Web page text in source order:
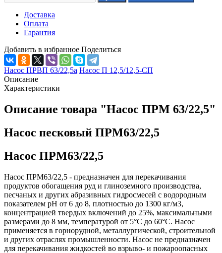
Доставка
Оплата
Гарантия
Добавить в избранное Поделиться
Насос ПРВП 63/22,5а Насос П 12,5/12,5-СП
Описание
Характеристики
Описание товара "Насос ПРМ 63/22,5"
Насос песковый ПРМ63/22,5
Насос ПРМ63/22,5
Насос ПРМ63/22,5 - предназначен для перекачивания
продуктов обогащения руд и глиноземного производства,
песчаных и других абразивных гидросмесей с водородным
показателем рН от 6 до 8, плотностью до 1300 кг/м3,
концентрацией твердых включений до 25%, максимальными
размерами до 8 мм, температурой от 5°С до 60°С. Насос
применяется в горнорудной, металлургической, строительной
и других отраслях промышленности. Насос не предназначен
для перекачивания жидкостей во взрыво- и пожароопасных